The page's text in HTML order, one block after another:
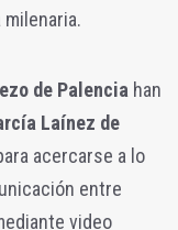
de Palencia han
Laínez de
acercarse a lo
entre
video